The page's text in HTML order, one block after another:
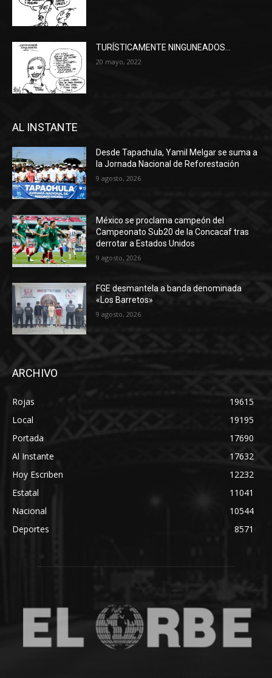
TURÍSTICAMENTE NINGUNEADOS…
20 mayo, 2022
AL INSTANTE
Desde Tapachula, Yamil Melgar se suma a
la Jornada Nacional de Reforestación
9 agosto, 2026
México se proclama campeón del
Campeonato Sub20 de la Concacaf tras
derrotar a Estados Unidos
9 agosto, 2026
FGE desmantela a banda denominada
«Los Barretos»
9 agosto, 2026
ARCHIVO
Rojas
19615
Local
19195
Portada
17690
Al Instante
17632
Hoy Escriben
12232
Estatal
11041
Nacional
10544
Deportes
8571